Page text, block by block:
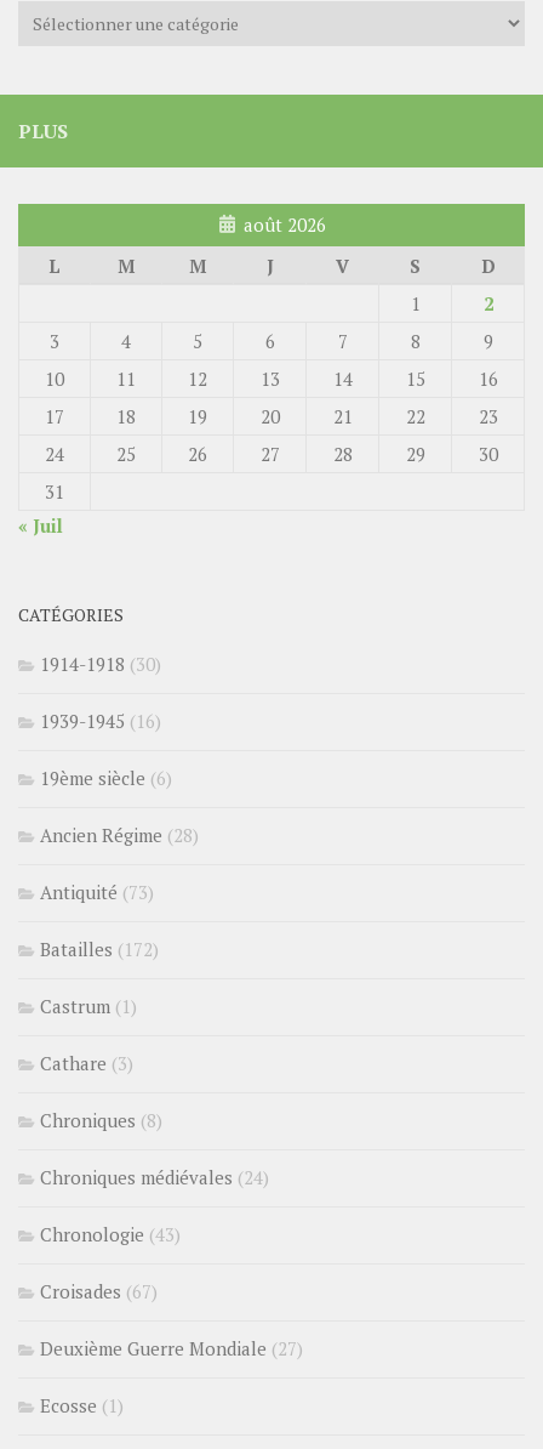
Catégories
PLUS
août 2026
L
M M J V S
D
1
2
3
4 5 6 7 8
9
10
11 12 13 14 15
16
17
18 19 20 21 22
23
24
25 26 27 28 29
30
31
« Juil
CATÉGORIES
1914-1918 (30)
1939-1945 (16)
19ème siècle (6)
Ancien Régime (28)
Antiquité (73)
Batailles (172)
Castrum (1)
Cathare (3)
Chroniques (8)
Chroniques médiévales (24)
Chronologie (43)
Croisades (67)
Deuxième Guerre Mondiale (27)
Ecosse (1)